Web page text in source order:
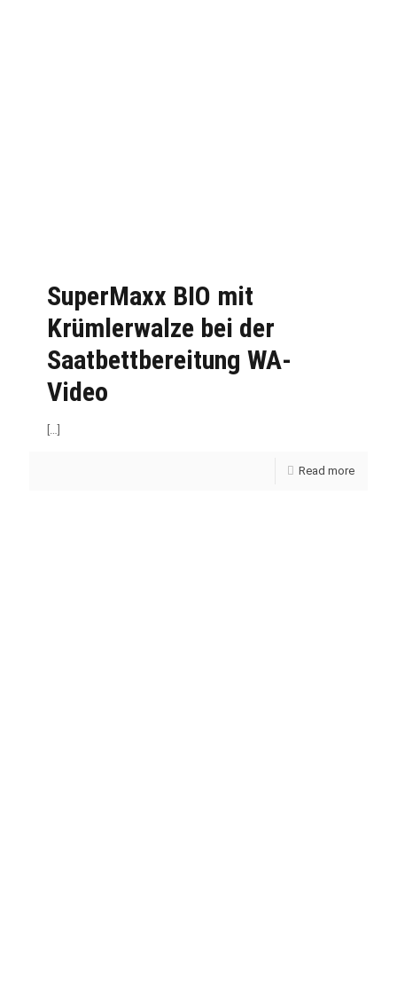
SuperMaxx BIO mit
Krümlerwalze bei der
Saatbettbereitung WA-
Video
[…]
Read more